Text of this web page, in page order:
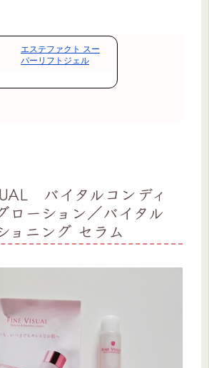
エステファクト スー
パーリフトジェル
バイタルコンディ
ローション／バイタル
ョニング セラム